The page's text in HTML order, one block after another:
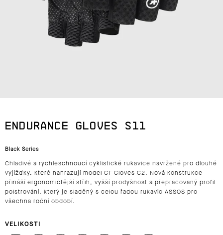
ENDURANCE GLOVES S11
Black Series
Chladivé a rychleschnoucí cyklistické rukavice navržené pro dlouhé
vyjížďky, které nahrazují model GT Gloves C2. Nová konstrukce
přináší ergonomičtější střih, vyšší prodyšnost a přepracovaný profil
polstrování, který je sladěný s celou řadou rukavic ASSOS pro
všechna roční období.
VELIKOSTI
J
Í
T
?